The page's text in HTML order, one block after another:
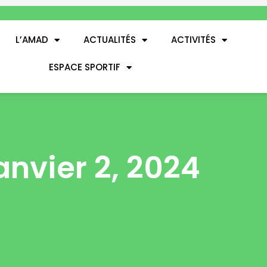
L’AMAD ACTUALITÉS ACTIVITÉS
ESPACE SPORTIF
2, 2024